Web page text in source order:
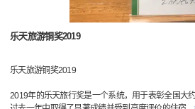
乐天旅游铜奖2019
乐天旅游铜奖2019
2019年的乐天旅行奖是一个系统，用于表彰全国大